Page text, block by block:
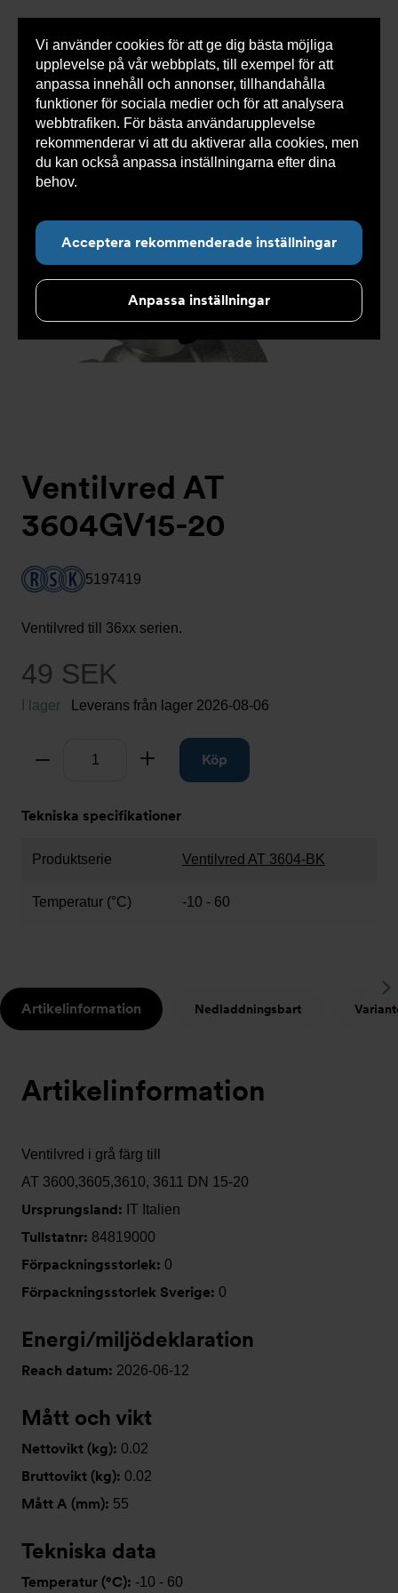
Vi använder cookies för att ge dig bästa möjliga
upplevelse på vår webbplats, till exempel för att
anpassa innehåll och annonser, tillhandahålla
funktioner för sociala medier och för att analysera
webbtrafiken. För bästa användarupplevelse
rekommenderar vi att du aktiverar alla cookies, men
du kan också anpassa inställningarna efter dina
behov.
Acceptera rekommenderade inställningar
Anpassa inställningar
0 varorSnabborder
Du
här:
Armatec > Produkter > Ventiler >
Reservdelar och
tillbehör ventiler
> Övrigt >
Ventilvred AT 3604-BK
Ventilvred AT 3604GV15-20
Ventilvred AT
3604GV15-20
5197419
Ventilvred till 36xx serien.
49 SEK
I lager Leverans från lager 2026-08-06
Ta bort Lägg tillKöp
Tekniska specifikationer
Produktserie Ventilvred AT 3604-BK
Temperatur (°C) -10 - 60
Artikelinformation Nedladdningsbart
Artikelinformation
Ventilvred i grå färg till
AT 3600,3605,3610, 3611 DN 15-20
Ursprungsland: IT Italien
Tullstatnr: 84819000
Förpackningsstorlek: 0
Förpackningsstorlek Sverige: 0
Energi/miljödeklaration
Reach datum: 2026-06-12
Mått och vikt
Nettovikt (kg): 0.02
Bruttovikt (kg): 0.02
Mått A (mm): 55
Tekniska data
Temperatur (°C): -10 - 60